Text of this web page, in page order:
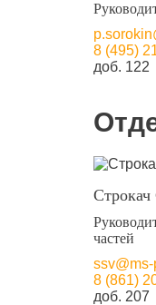
8 (495)
доб. 122
Строкач
частей
ssv@ms-
8 (861)
доб. 207